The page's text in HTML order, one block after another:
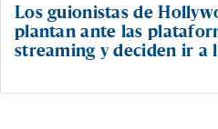
Los guionistas de
plantan ante las
streaming y deciden ir a